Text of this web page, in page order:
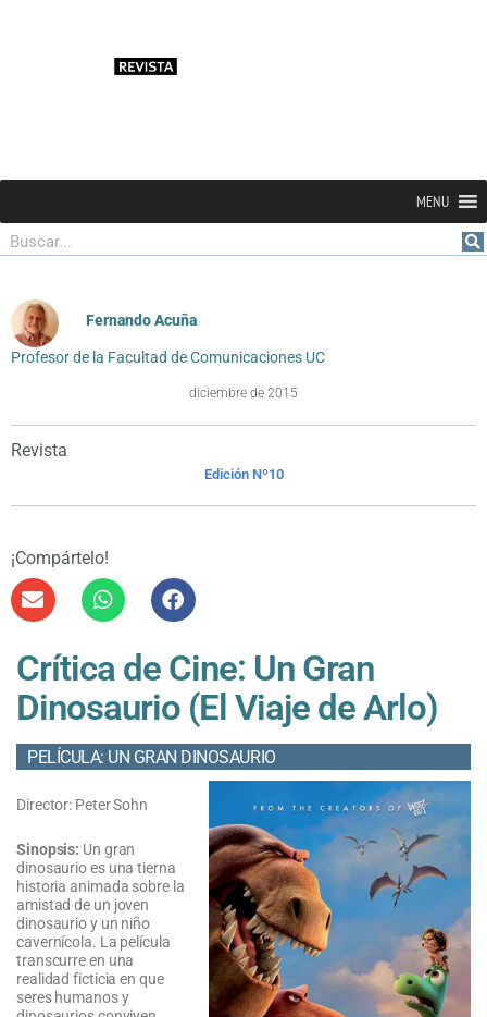
MENU
Buscar
Fernando Acuña
Profesor de la Facultad de Comunicaciones UC
diciembre de 2015
Revista
Edición Nº10
¡Compártelo!
Crítica de Cine: Un Gran
Dinosaurio (El Viaje de Arlo)
PELÍCULA: UN GRAN DINOSAURIO
Director: Peter Sohn
Sinopsis: Un gran
dinosaurio es una tierna
historia animada sobre la
amistad de un joven
dinosaurio y un niño
cavernícola. La película
transcurre en una
realidad ficticia en que
seres humanos y